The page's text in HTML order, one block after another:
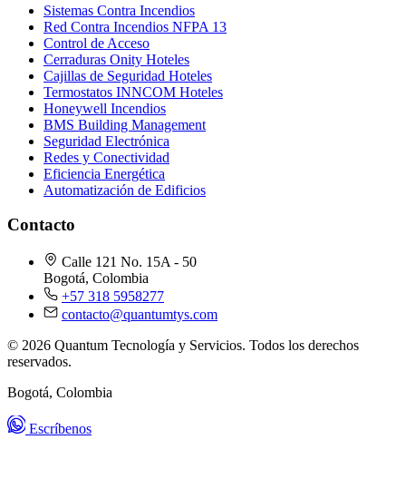
Sistemas Contra Incendios
Red Contra Incendios NFPA 13
Control de Acceso
Cerraduras Onity Hoteles
Cajillas de Seguridad Hoteles
Termostatos INNCOM Hoteles
Honeywell Incendios
BMS Building Management
Seguridad Electrónica
Redes y Conectividad
Eficiencia Energética
Automatización de Edificios
Contacto
Calle 121 No. 15A - 50
Bogotá, Colombia
+57 318 5958277
contacto@quantumtys.com
© 2026 Quantum Tecnología y Servicios. Todos los derechos
reservados.
Bogotá, Colombia
Escríbenos